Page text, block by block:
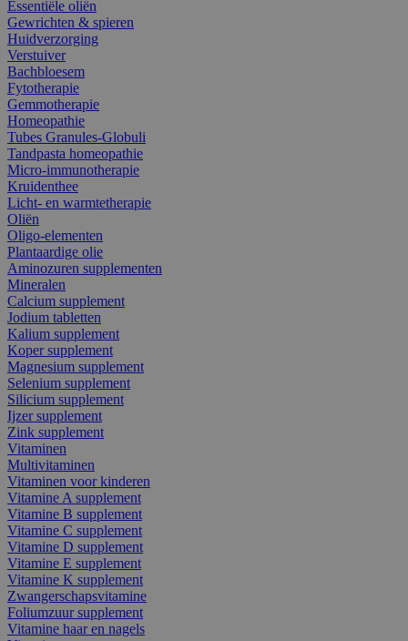
Essentiële oliën
Gewrichten & spieren
Huidverzorging
Verstuiver
Bachbloesem
Fytotherapie
Gemmotherapie
Homeopathie
Tubes Granules-Globuli
Tandpasta homeopathie
Micro-immunotherapie
Kruidenthee
Licht- en warmtetherapie
Oliën
Oligo-elementen
Plantaardige olie
Aminozuren supplementen
Mineralen
Calcium supplement
Jodium tabletten
Kalium supplement
Koper supplement
Magnesium supplement
Selenium supplement
Silicium supplement
Ijzer supplement
Zink supplement
Vitaminen
Multivitaminen
Vitaminen voor kinderen
Vitamine A supplement
Vitamine B supplement
Vitamine C supplement
Vitamine D supplement
Vitamine E supplement
Vitamine K supplement
Zwangerschapsvitamine
Foliumzuur supplement
Vitamine haar en nagels